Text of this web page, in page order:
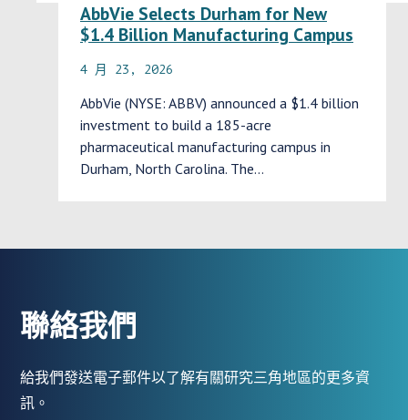
AbbVie Selects Durham for New
$1.4 Billion Manufacturing Campus
4 月 23, 2026
AbbVie (NYSE: ABBV) announced a $1.4 billion
investment to build a 185-acre
pharmaceutical manufacturing campus in
Durham, North Carolina. The…
聯絡我們
給我們發送電子郵件以了解有關研究三角地區的更多資
訊。